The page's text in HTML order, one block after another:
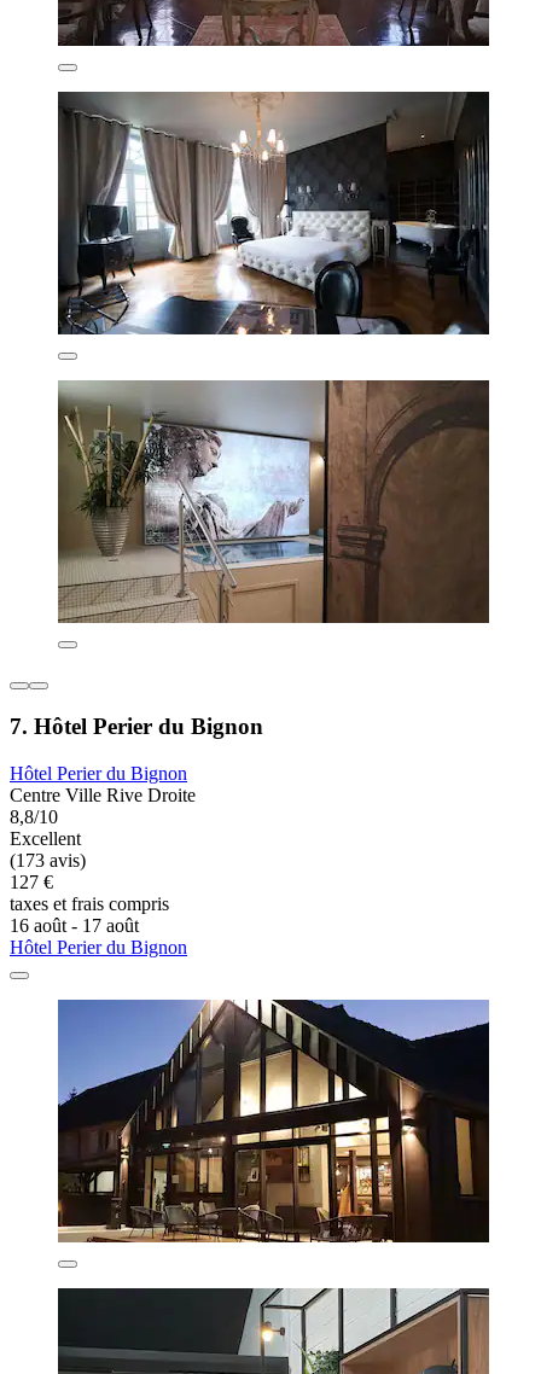
7. Hôtel Perier du Bignon
Hôtel Perier du Bignon
Centre Ville Rive Droite
8,8/10
Excellent
(173 avis)
127 €
taxes et frais compris
16 août - 17 août
Hôtel Perier du Bignon